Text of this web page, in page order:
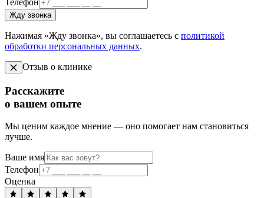
Жду звонка
Нажимая «Жду звонка», вы соглашаетесь с политикой
обработки персональных данных.
Отзыв о клинике
Расскажите
о вашем опыте
Мы ценим каждое мнение — оно помогает нам становиться
лучше.
Ваше имя
Телефон
Оценка